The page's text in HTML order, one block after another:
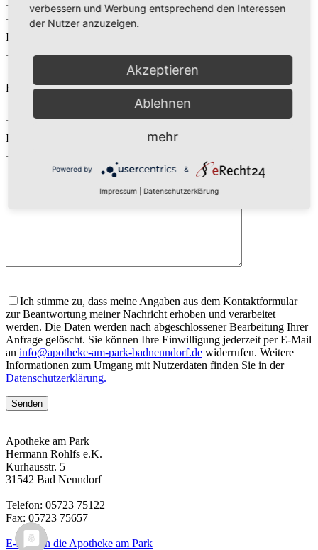
Ihre E-Mail-Adresse (Pflichtfeld)
Betreff
Ihre Nachricht
lasse
dieses
Feld
leer.
Ich stimme zu, dass meine Angaben aus dem Kontaktformular
zur Beantwortung meiner Nachricht erhoben und verarbeitet
werden. Die Daten werden nach abgeschlossener Bearbeitung Ihrer
Anfrage gelöscht. Sie können Ihre Einwilligung jederzeit per E-Mail
an info@apotheke-am-park-badnenndorf.de widerrufen. Weitere
Informationen zum Umgang mit Nutzerdaten finden Sie in der
Datenschutzerklärung.
Apotheke am Park
Hermann Rohlfs e.K.
Kurhausstr. 5
31542 Bad Nenndorf
Telefon: 05723 75122
Fax: 05723 75657
E-Mail an die Apotheke am Park
verbessern und Werbung entsprechend den Interessen
der Nutzer anzuzeigen.
Akzeptieren
Ablehnen
mehr
Powered by &
Impressum Datenschutzerklärung